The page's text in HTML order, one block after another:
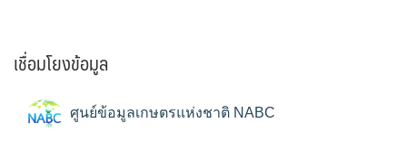
เชื่อมโยงข้อมูล
ศูนย์ข้อมูลเกษตรแห่งชาติ NABC